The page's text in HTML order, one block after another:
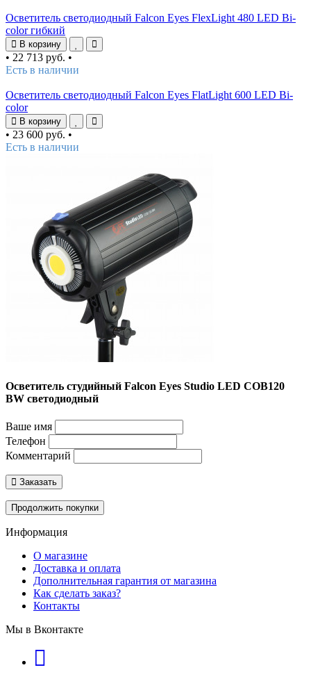
Осветитель светодиодный Falcon Eyes FlexLight 480 LED Bi-
color гибкий
В корзину
• 22 713 руб. •
Есть в наличии
Осветитель светодиодный Falcon Eyes FlatLight 600 LED Bi-
color
В корзину
• 23 600 руб. •
Есть в наличии
Осветитель студийный Falcon Eyes Studio LED COB120
BW светодиодный
Ваше имя
Телефон
Комментарий
Заказать
Продолжить покупки
Информация
О магазине
Доставка и оплата
Дополнительная гарантия от магазина
Как сделать заказ?
Контакты
Мы в Вконтакте